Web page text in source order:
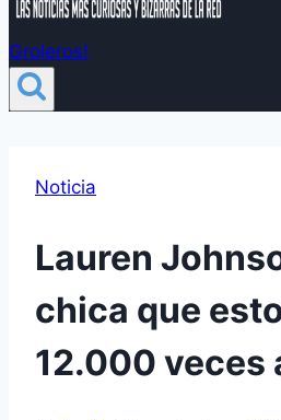
Groleros!
Noticia
Lauren
chica que
12.000 veces